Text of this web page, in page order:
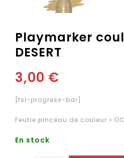
Playmarker
DESERT
3,00 €
[fsl-progress-bar]
Feutre pinceau de couleur «
En stock